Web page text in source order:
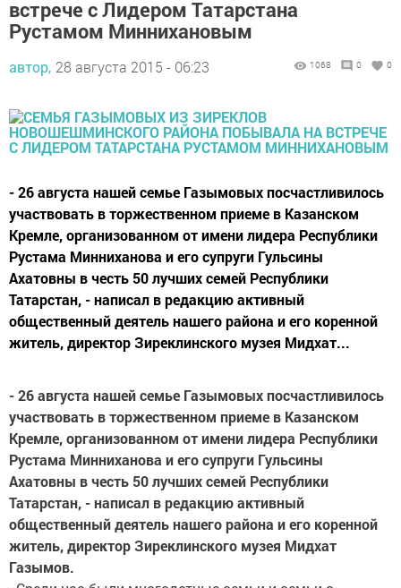
встрече с Лидером Татарстана
Рустамом Миннихановым
автор, 28 августа 2015 - 06:23 1068 0 0
- 26 августа нашей семье Газымовых посчастливилось
участвовать в торжественном приеме в Казанском
Кремле, организованном от имени лидера Республики
Рустама Минниханова и его супруги Гульсины
Ахатовны в честь 50 лучших семей Республики
Татарстан, - написал в редакцию активный
общественный деятель нашего района и его коренной
житель, директор Зиреклинского музея Мидхат...
- 26 августа нашей семье Газымовых посчастливилось
участвовать в торжественном приеме в Казанском
Кремле, организованном от имени лидера Республики
Рустама Минниханова и его супруги Гульсины
Ахатовны в честь 50 лучших семей Республики
Татарстан, - написал в редакцию активный
общественный деятель нашего района и его коренной
житель, директор Зиреклинского музея Мидхат
Газымов.